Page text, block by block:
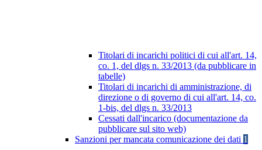
Titolari di incarichi politici di cui all'art. 14,
co. 1, del dlgs n. 33/2013 (da pubblicare in
tabelle)
Titolari di incarichi di amministrazione, di
direzione o di governo di cui all'art. 14, co.
1-bis, del dlgs n. 33/2013
Cessati dall'incarico (documentazione da
pubblicare sul sito web)
Sanzioni per mancata comunicazione dei dati 1